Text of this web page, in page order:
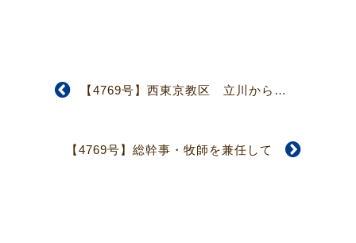
【4769号】西東京教区 立川からしだね伝道所開設
【4769号】総幹事・牧師を兼任して